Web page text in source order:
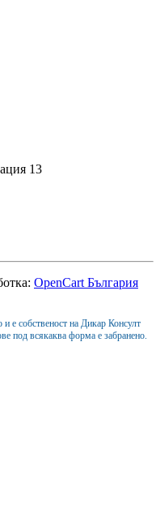
13
OpenCart България
е собственост на Дикар Консулт
под всякаква форма е забранено.